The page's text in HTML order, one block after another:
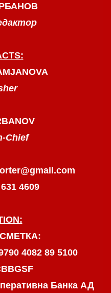
Chief
4609
4082 89 5100
Банка АД